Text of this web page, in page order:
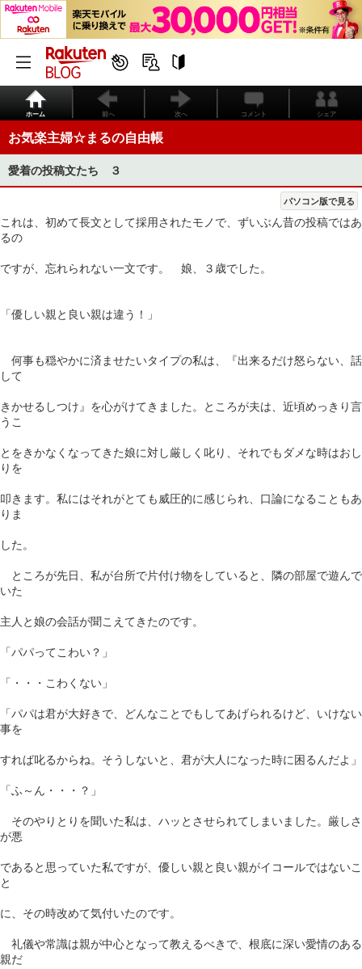
ホーム 前へ 次へ コメント シェア
お気楽主婦☆まるの自由帳
愛着の投稿文たち ３
パソコン版で見る
これは、初めて長文として採用されたモノで、ずいぶん昔の投稿ではあ
るの
ですが、忘れられない一文です。 娘、３歳でした。
「優しい親と良い親は違う！」
何事も穏やかに済ませたいタイプの私は、『出来るだけ怒らない、話
して
きかせるしつけ』を心がけてきました。ところが夫は、近頃めっきり言
うこ
とをきかなくなってきた娘に対し厳しく叱り、それでもダメな時はおし
りを
叩きます。私にはそれがとても威圧的に感じられ、口論になることもあ
りま
した。
ところが先日、私が台所で片付け物をしていると、隣の部屋で遊んで
いた
主人と娘の会話が聞こえてきたのです。
「パパってこわい？」
「・・・こわくない」
「パパは君が大好きで、どんなことでもしてあげられるけど、いけない
事を
すれば叱るからね。そうしないと、君が大人になった時に困るんだよ」
「ふ～ん・・・？」
そのやりとりを聞いた私は、ハッとさせられてしまいました。厳しさ
が悪
であると思っていた私ですが、優しい親と良い親がイコールではないこ
と
に、その時改めて気付いたのです。
礼儀や常識は親が中心となって教えるべきで、根底に深い愛情のある
親だ